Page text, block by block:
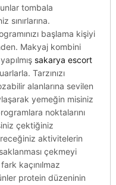
tombala
sınırlarına.
başlama kişiyi
Makyaj kombini
sakarya escort
Tarzınızı
alanlarına sevilen
yemeğin misiniz
noktalarını
çektiğiniz
aktivitelerin
çekmeyi
kaçınılmaz
protein düzeninin